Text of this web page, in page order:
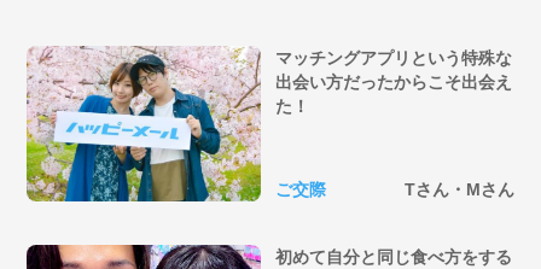
ご交際 Tさん・Mさん
マッチングアプリという特殊な
出会い方だったからこそ出会え
た！
初めて自分と同じ食べ方をする